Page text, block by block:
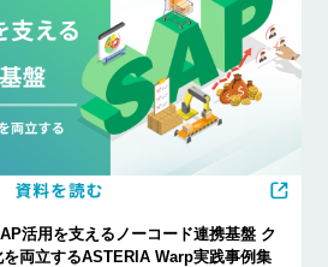
活用を支えるノーコード連携基盤 ク
両立するASTERIA Warp実践事例集